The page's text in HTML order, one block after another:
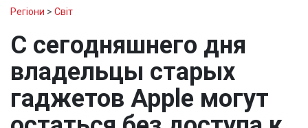
Регіони > Світ
С сегодняшнего дня
владельцы старых
гаджетов Apple могут